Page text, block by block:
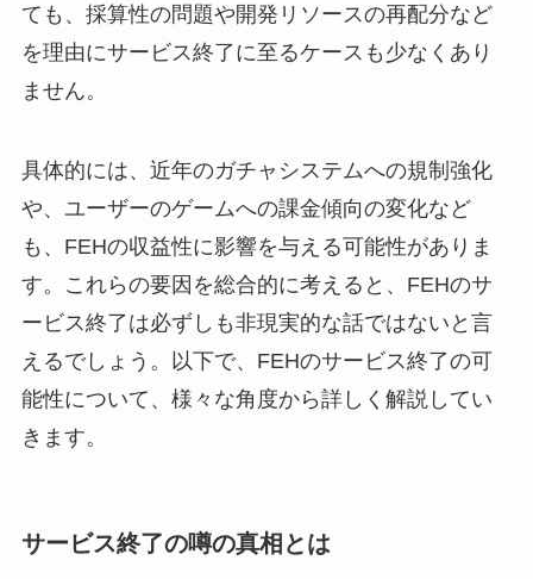
ても、採算性の問題や開発リソースの再配分など
を理由にサービス終了に至るケースも少なくあり
ません。
具体的には、近年のガチャシステムへの規制強化
や、ユーザーのゲームへの課金傾向の変化など
も、FEHの収益性に影響を与える可能性がありま
す。これらの要因を総合的に考えると、FEHのサ
ービス終了は必ずしも非現実的な話ではないと言
えるでしょう。以下で、FEHのサービス終了の可
能性について、様々な角度から詳しく解説してい
きます。
サービス終了の噂の真相とは